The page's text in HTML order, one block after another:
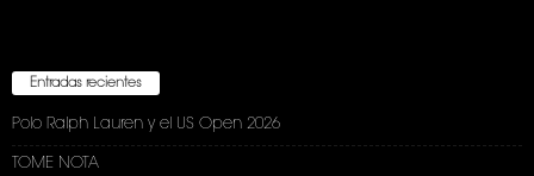
Entradas recientes
Polo Ralph Lauren y el US Open 2026
TOME NOTA